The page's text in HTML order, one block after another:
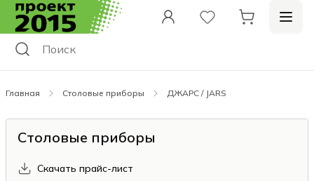
Главная Столовые приборы ДЖАРС / JARS
Столовые приборы
Скачать прайс-лист